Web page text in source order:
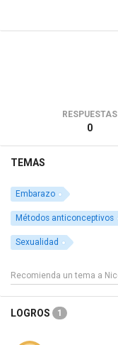
RESPUESTAS
0
TEMAS
Embarazo
Métodos anticonceptivos
Sexualidad
LOGROS 1